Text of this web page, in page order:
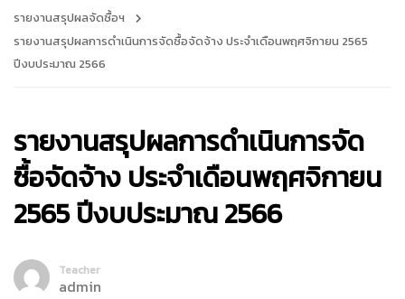
รายงานสรุปผลจัดซื้อฯ
รายงานสรุปผลการดำเนินการจัดซื้อจัดจ้าง ประจำเดือนพฤศจิกายน 2565
ปีงบประมาณ 2566
รายงานสรุปผลการดำเนินการจัด
ซื้อจัดจ้าง ประจำเดือนพฤศจิกายน
2565 ปีงบประมาณ 2566
Teacher
admin